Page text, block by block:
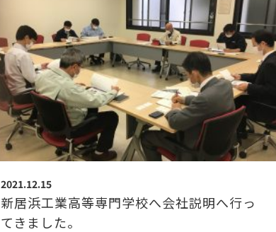
2021.12.15
新居浜工業高等専門学校へ会社説明へ行っ
てきました。